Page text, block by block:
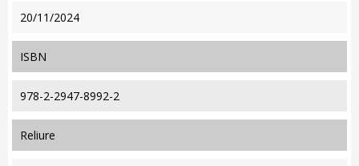
20/11/2024
ISBN
978-2-2947-8992-2
reliure